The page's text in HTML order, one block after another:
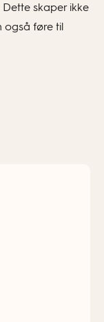
Dette skaper ikke
også føre til